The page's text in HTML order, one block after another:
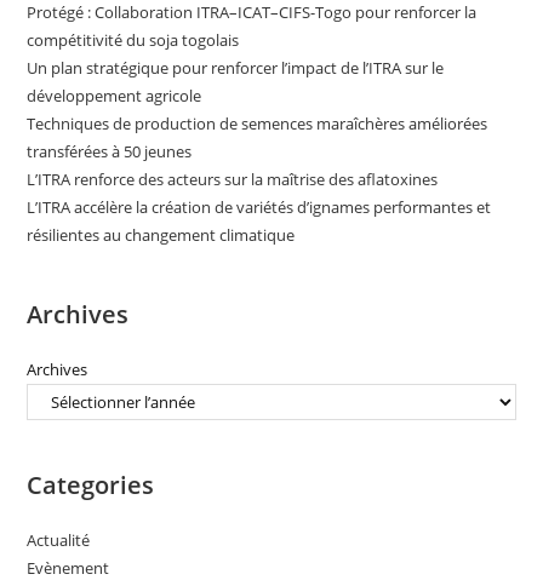
Protégé : Collaboration ITRA–ICAT–CIFS-Togo pour renforcer la
compétitivité du soja togolais
Un plan stratégique pour renforcer l’impact de l’ITRA sur le
développement agricole
Techniques de production de semences maraîchères améliorées
transférées à 50 jeunes
L’ITRA renforce des acteurs sur la maîtrise des aflatoxines
L’ITRA accélère la création de variétés d’ignames performantes et
résilientes au changement climatique
Archives
Archives
Categories
Actualité
Evènement